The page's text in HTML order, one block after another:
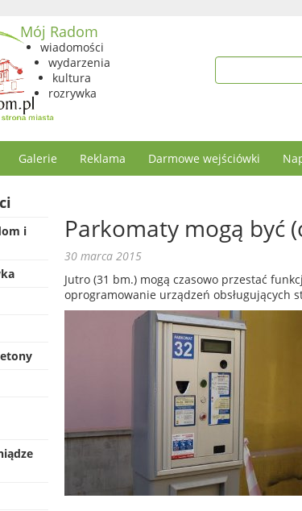
Mój Radom
wiadomości
wydarzenia
kultura
rozrywka
Galerie Reklama Darmowe wejściówki
i
Parkomaty mogą być
30 marca 2015
Jutro (31 bm.) mogą czasowo przestać
oprogramowanie urządzeń obsługujących